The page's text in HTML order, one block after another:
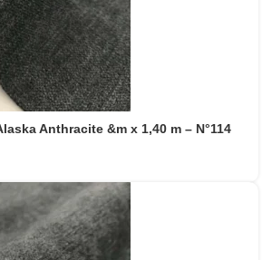
Anthracite &m x 1,40 m – N°114